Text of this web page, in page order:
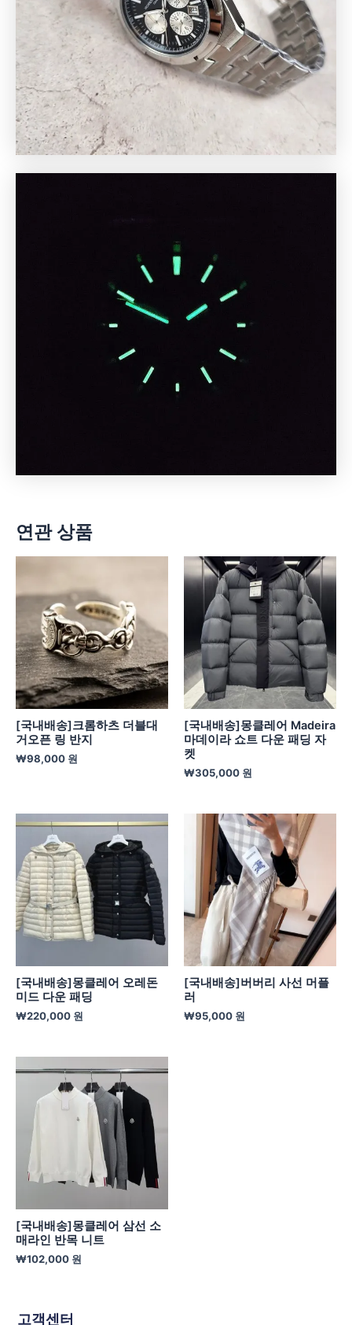
연관 상품
[국내배송]크롬하츠 더블대
거오픈 링 반지
₩98,000 원
[국내배송]몽클레어 Madeira
마데이라 쇼트 다운 패딩 자
켓
₩305,000 원
[국내배송]몽클레어 오레돈
미드 다운 패딩
₩220,000 원
[국내배송]버버리 사선 머플
러
₩95,000 원
[국내배송]몽클레어 삼선 소
매라인 반목 니트
₩102,000 원
고객센터